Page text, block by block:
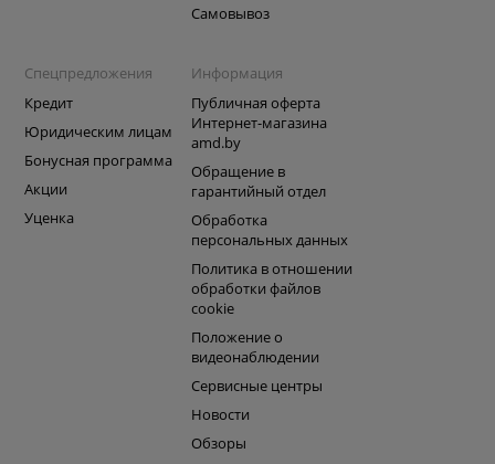
Самовывоз
Спецпредложения
Кредит
Юридическим лицам
Бонусная программа
Акции
Уценка
Информация
Публичная оферта
Интернет-магазина
amd.by
Обращение в
гарантийный отдел
Обработка
персональных данных
Политика в отношении
обработки файлов
cookie
Положение о
видеонаблюдении
Сервисные центры
Новости
Обзоры